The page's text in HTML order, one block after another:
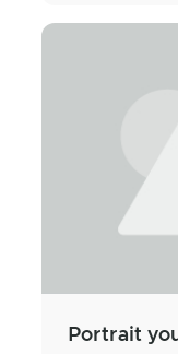
Portrait